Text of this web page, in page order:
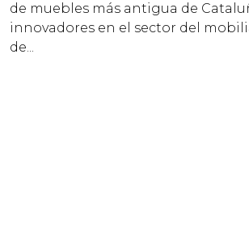
de muebles más antigua de
innovadores en el sector del
de...